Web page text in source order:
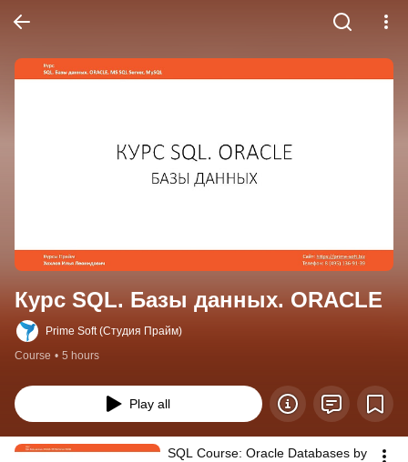
Курс SQL. Базы данных. ORACLE
Prime Soft (Студия Прайм)
Course • 5 hours
Play all
SQL Course: Oracle Databases by